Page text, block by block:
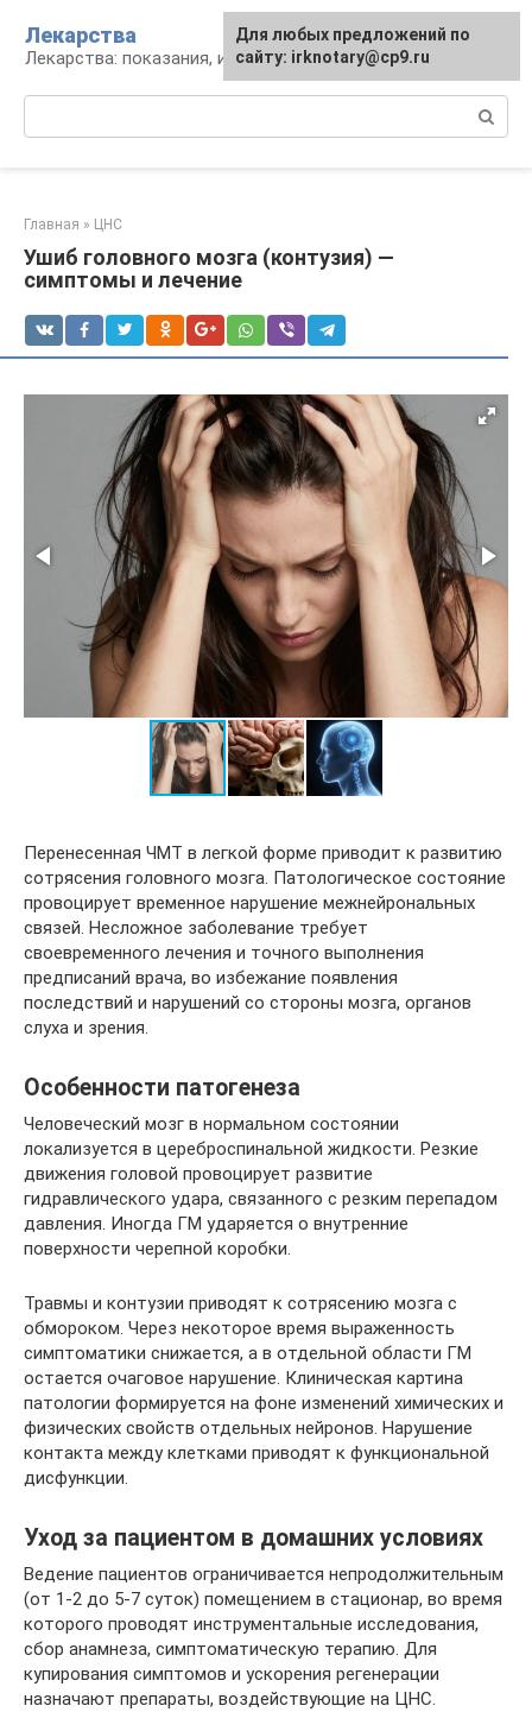
контенту
Лекарства
Лекарства: показания, инструкция, аналоги
Главная » ЦНС
Ушиб головного мозга (контузия) —
симптомы и лечение
Перенесенная ЧМТ в легкой форме приводит к развитию
сотрясения головного мозга. Патологическое состояние
провоцирует временное нарушение межнейрональных
связей. Несложное заболевание требует
своевременного лечения и точного выполнения
предписаний врача, во избежание появления
последствий и нарушений со стороны мозга, органов
слуха и зрения.
Особенности патогенеза
Человеческий мозг в нормальном состоянии
локализуется в цереброспинальной жидкости. Резкие
движения головой провоцирует развитие
гидравлического удара, связанного с резким перепадом
давления. Иногда ГМ ударяется о внутренние
поверхности черепной коробки.
Травмы и контузии приводят к сотрясению мозга с
обмороком. Через некоторое время выраженность
симптоматики снижается, а в отдельной области ГМ
остается очаговое нарушение. Клиническая картина
патологии формируется на фоне изменений химических и
физических свойств отдельных нейронов. Нарушение
контакта между клетками приводят к функциональной
дисфункции.
Уход за пациентом в домашних условиях
Ведение пациентов ограничивается непродолжительным
(от 1-2 до 5-7 суток) помещением в стационар, во время
которого проводят инструментальные исследования,
сбор анамнеза, симптоматическую терапию. Для
купирования симптомов и ускорения регенерации
назначают препараты, воздействующие на ЦНС.
Для любых предложений по
сайту: irknotary@cp9.ru